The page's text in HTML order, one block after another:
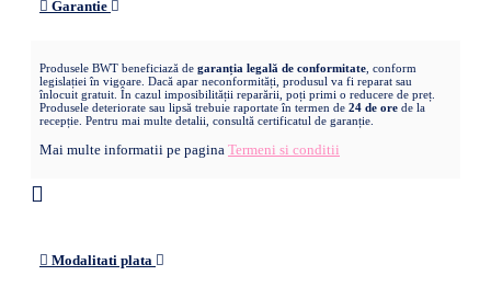
Garantie
Produsele BWT beneficiază de garanția legală de conformitate , conform
legislației în vigoare. Dacă apar neconformități, produsul va fi reparat sau
înlocuit gratuit. În cazul imposibilității reparării, poți primi o reducere de preț.
Produsele deteriorate sau lipsă trebuie raportate în termen de 24 de ore de la
recepție. Pentru mai multe detalii, consultă certificatul de garanție.
Mai multe informatii pe pagina Termeni si conditii
Modalitati plata